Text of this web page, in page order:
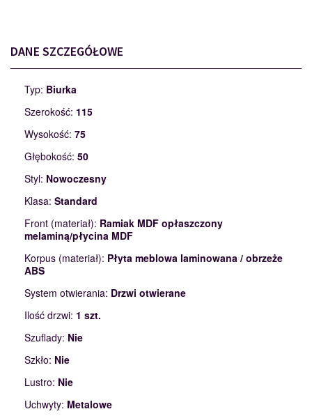
DANE SZCZEGÓŁOWE
Typ: Biurka
Szerokość: 115
Wysokość: 75
Głębokość: 50
Styl: Nowoczesny
Klasa: Standard
Front (materiał): Ramiak MDF opłaszczony
melaminą/płycina MDF
Korpus (materiał): Płyta meblowa laminowana / obrzeże
ABS
System otwierania: Drzwi otwierane
Ilość drzwi: 1 szt.
Szuflady: Nie
Szkło: Nie
Lustro: Nie
Uchwyty: Metalowe